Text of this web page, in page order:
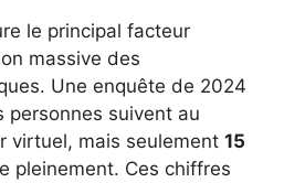
le principal facteur
massive des
Une enquête de 2024
personnes suivent au
virtuel, mais seulement 15
pleinement. Ces chiffres